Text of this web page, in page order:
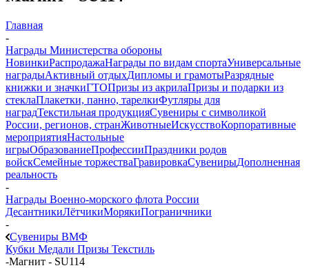
Главная
-
Награды Министерства обороны
НовинкиРаспродажаНаграды по видам спортаУниверсальные
наградыАктивный отдыхДипломы и грамотыРазрядные
книжки и значкиГТОПризы из акрилаПризы и подарки из
стеклаПлакетки, панно, тарелкиФутляры для
наградТекстильная продукцияСувениры с символикой
России, регионов, странЖивотныеИскусствоКорпоративные
мероприятияНастольные
игрыОбразованиеПрофессииПраздники родов
войскСемейные торжестваГравировкаСувенирыДополненная
реальность
-
Награды Военно-морского флота России
ДесантникиЛётчикиМорякиПограничники
-
Сувениры ВМФ
Кубки Медали Призы Текстиль
-Магнит - SU114